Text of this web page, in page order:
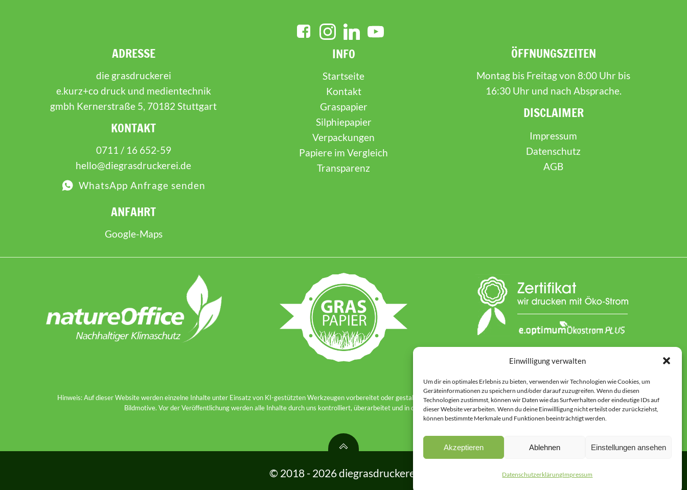
Einwilligung verwalten
Um dir ein optimales Erlebnis zu bieten, verwenden wir Technologien wie Cookies, um
Geräteinformationen zu speichern und/oder darauf zuzugreifen. Wenn du diesen
Technologien zustimmst, können wir Daten wie das Surfverhalten oder eindeutige IDs auf
dieser Website verarbeiten. Wenn du deine Einwillligung nicht erteilst oder zurückziehst,
können bestimmte Merkmale und Funktionen beeinträchtigt werden.
Akzeptieren Ablehnen Einstellungen ansehen
DatenschutzerklärungImpressum
ADRESSE
die grasdruckerei
e.kurz+co druck und medientechnik
gmbh Kernerstraße 5, 70182 Stuttgart
KONTAKT
0711 / 16 652-59
hello@diegrasdruckerei.de
WhatsApp Anfrage senden
ANFAHRT
Google-Maps
INFO
Startseite
Kontakt
Graspapier
Silphiepapier
Verpackungen
Papiere im Vergleich
Transparenz
ÖFFNUNGSZEITEN
Montag bis Freitag von 8:00 Uhr bis
16:30 Uhr und nach Absprache.
DISCLAIMER
Impressum
Datenschutz
AGB
Hinweis: Auf dieser Website werden einzelne Inhalte unter Einsatz von KI-gestützten Werkzeugen vorbereitet oder gestaltet. Dies kann Textinhalte ebenso betreffen wie ausgewählte Grafiken und
Bildmotive. Vor der Veröffentlichung werden alle Inhalte durch uns kontrolliert, überarbeitet und in den passenden inhaltlichen Zusammenhang gesetzt.
© 2018 - 2026 diegrasdruckerei